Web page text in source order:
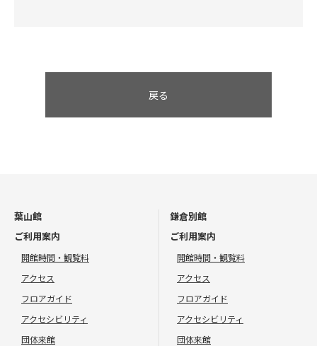
戻る
葉山館
ご利用案内
開館時間・観覧料
アクセス
フロアガイド
アクセシビリティ
団体来館
鎌倉別館
ご利用案内
開館時間・観覧料
アクセス
フロアガイド
アクセシビリティ
団体来館